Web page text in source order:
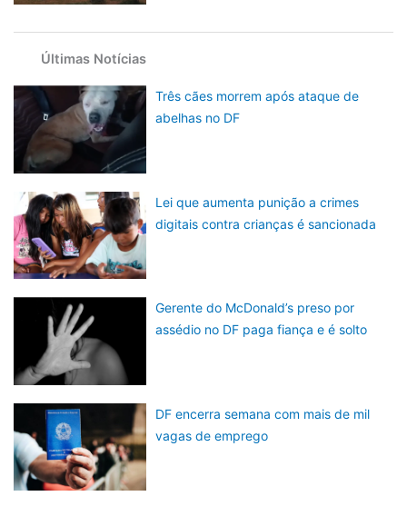
Últimas Notícias
Três cães morrem após ataque de
abelhas no DF
Lei que aumenta punição a crimes
digitais contra crianças é sancionada
Gerente do McDonald’s preso por
assédio no DF paga fiança e é solto
DF encerra semana com mais de mil
vagas de emprego